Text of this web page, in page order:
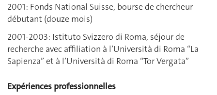
2001: Fonds National Suisse, bourse de chercheur
débutant (douze mois)
2001-2003: Istituto Svizzero di Roma, séjour de
recherche avec affiliation à l’Università di Roma “La
Sapienza” et à l’Università di Roma “Tor Vergata”
Expériences professionnelles